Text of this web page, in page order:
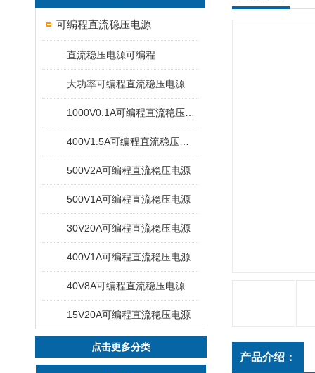
可编程直流稳压电源
直流稳压电源可编程
大功率可编程直流稳压电源
500V2A可编程直流稳压电源
500V1A可编程直流稳压电源
30V20A可编程直流稳压电源
400V1A可编程直流稳压电源
40V8A可编程直流稳压电源
15V20A可编程直流稳压电源
点击更多分类
产品介绍：